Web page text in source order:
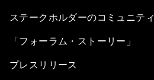
ステークホルダーのコミュニティ
「フォーラム・ストーリー」
プレスリリース